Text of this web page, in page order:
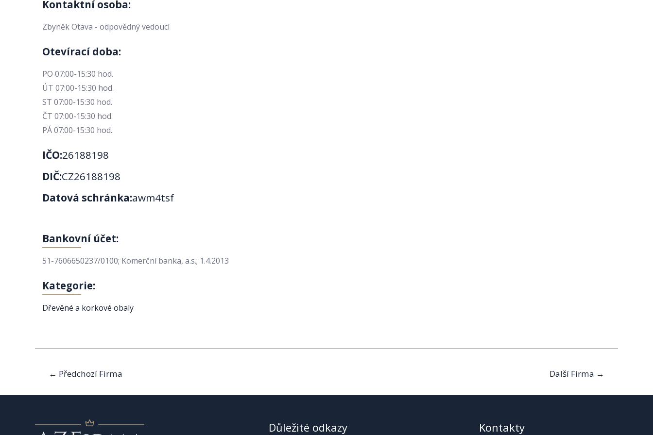
Kontaktní osoba:
Zbyněk Otava - odpovědný vedoucí
Otevírací doba:
PO 07:00-15:30 hod.
ÚT 07:00-15:30 hod.
ST 07:00-15:30 hod.
ČT 07:00-15:30 hod.
PÁ 07:00-15:30 hod.
IČO:26188198
DIČ:CZ26188198
Datová schránka:awm4tsf
Bankovní účet:
51-7606650237/0100; Komerční banka, a.s.; 1.4.2013
Kategorie:
Dřevěné a korkové obaly
Navigace
pro
příspěvek
← Předchozí Firma Další Firma →
Důležité odkazy Kontakty